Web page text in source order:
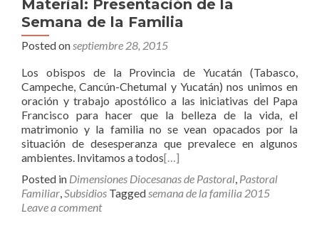
Material: Presentación de la
Semana de la Familia
Posted onseptiembre 28, 2015
Los obispos de la Provincia de Yucatán (Tabasco,
Campeche, Cancún-Chetumal y Yucatán) nos unimos en
oración y trabajo apostólico a las iniciativas del Papa
Francisco para hacer que la belleza de la vida, el
matrimonio y la familia no se vean opacados por la
situación de desesperanza que prevalece en algunos
ambientes. Invitamos a todos[…]
Posted in Dimensiones Diocesanas de Pastoral, Pastoral
Familiar,Subsidios Taggedsemana de la familia 2015
Leave a comment